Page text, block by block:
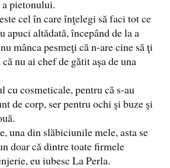
pietonului.
cel în care înţelegi să faci tot ce
apuci altădată, începând de la a
mânca pesmeţi că n-are cine să ţi
nu ai chef de gătit aşa de una
cu cosmeticale, pentru că s-au
de corp, ser pentru ochi şi buze şi
una din slăbiciunile mele, asta se
doar că dintre toate firmele
eu iubesc La Perla.